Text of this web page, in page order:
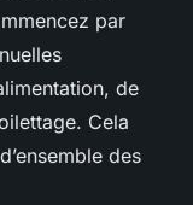
par
de
Cela
des